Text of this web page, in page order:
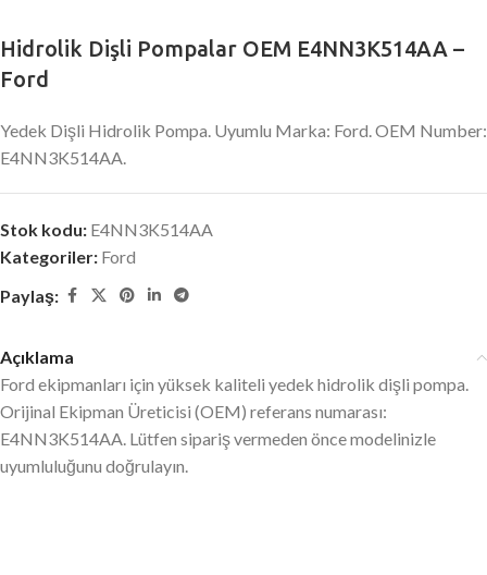
Hidrolik Dişli Pompalar OEM E4NN3K514AA –
Ford
Yedek Dişli Hidrolik Pompa. Uyumlu Marka: Ford. OEM Number:
E4NN3K514AA.
Stok kodu: E4NN3K514AA
Kategoriler: Ford
Paylaş:
Açıklama
Ford ekipmanları için yüksek kaliteli yedek hidrolik dişli pompa.
Orijinal Ekipman Üreticisi (OEM) referans numarası:
E4NN3K514AA. Lütfen sipariş vermeden önce modelinizle
uyumluluğunu doğrulayın.